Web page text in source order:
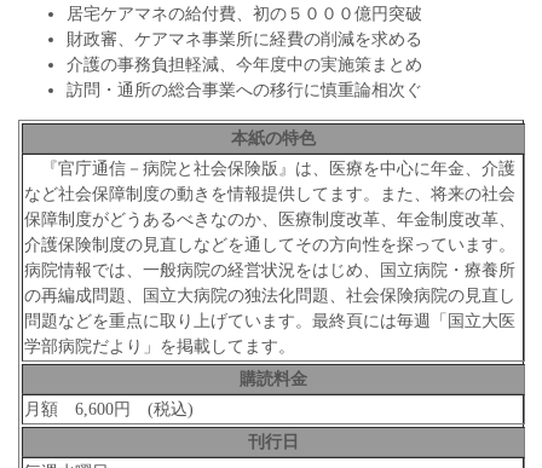
居宅ケアマネの給付費、初の５０００億円突破
財政審、ケアマネ事業所に経費の削減を求める
介護の事務負担軽減、今年度中の実施策まとめ
訪問・通所の総合事業への移行に慎重論相次ぐ
本紙の特色
『官庁通信－病院と社会保険版』は、医療を中心に年金、介護
など社会保障制度の動きを情報提供してます。また、将来の社会
保障制度がどうあるべきなのか、医療制度改革、年金制度改革、
介護保険制度の見直しなどを通してその方向性を探っています。
病院情報では、一般病院の経営状況をはじめ、国立病院・療養所
の再編成問題、国立大病院の独法化問題、社会保険病院の見直し
問題などを重点に取り上げています。最終頁には毎週「国立大医
学部病院だより」を掲載してます。
購読料金
月額 6,600円 (税込)
刊行日